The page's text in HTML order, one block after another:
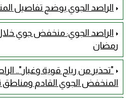
الراصد الجوي يوضح تفاصيل
الراصد الجوي: منخفض جوي
رمضان
"تحذير من رياح قوية وغبار"..
المنخفض الجوي القادم ومناطق